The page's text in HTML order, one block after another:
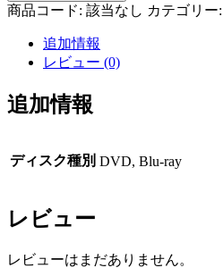
商品コード: 該当なし カテゴリー:
追加情報
レビュー (0)
追加情報
ディスク種別 DVD, Blu-ray
レビュー
レビューはまだありません。